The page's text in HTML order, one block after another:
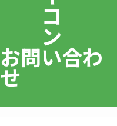
お問い合わ
せ